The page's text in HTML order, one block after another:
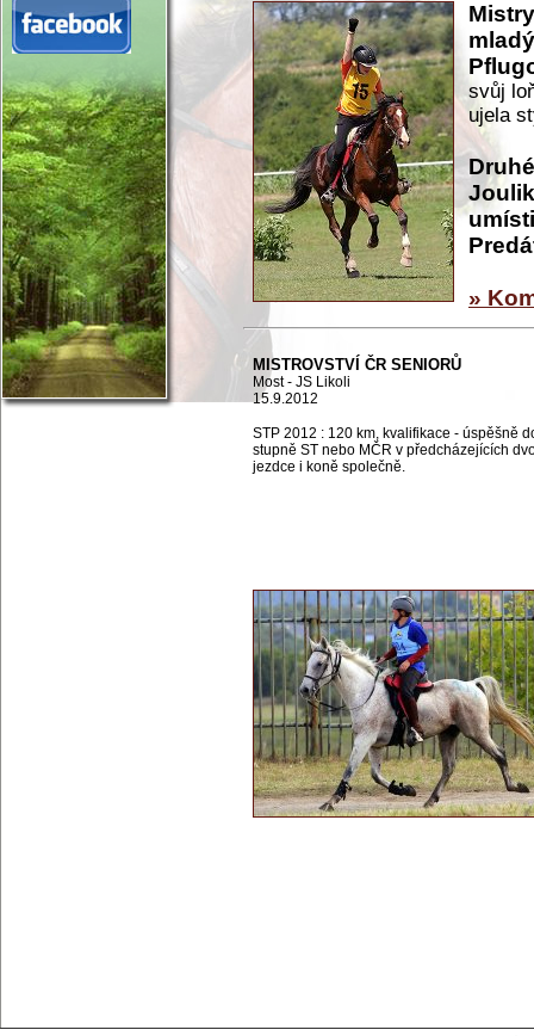
svůj
ujela
»
MISTROVSTVÍ ČR SENIORŮ
Most - JS Likoli
15.9.2012
STP 2012 : 120 km, kvalifikace - úspěšně
stupně ST nebo MČR v předcházejících
jezdce i koně společně.